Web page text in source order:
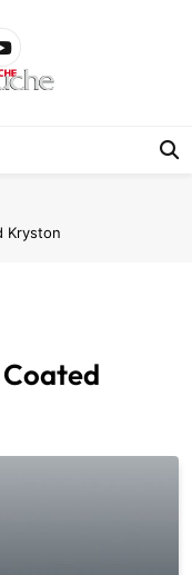
Kryston